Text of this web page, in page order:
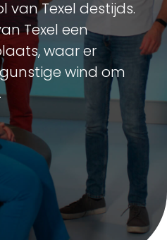
van Texel destijds.
Texel een
waar er
wind om